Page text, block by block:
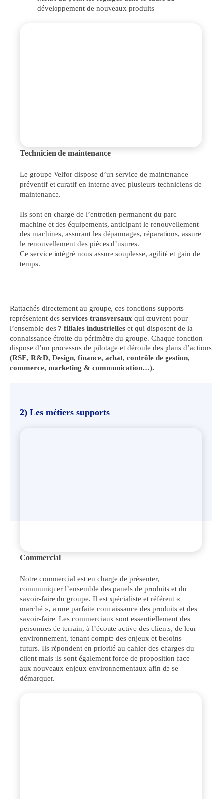
développement de nouveaux produits
Technicien de maintenance
Le groupe Velfor dispose d’un service de maintenance
préventif et curatif en interne avec plusieurs techniciens de
maintenance.
Ils sont en charge de l’entretien permanent du parc
machine et des équipements, anticipant le renouvellement
des machines, assurant les dépannages, réparations, assure
le renouvellement des pièces d’usures.
Ce service intégré nous assure souplesse, agilité et gain de
temps.
Rattachés directement au groupe, ces fonctions supports
représentent des services transversaux qui œuvrent pour
l’ensemble des 7 filiales industrielles et qui disposent de la
connaissance étroite du périmètre du groupe. Chaque fonction
dispose d’un processus de pilotage et déroule des plans d’actions
(RSE, R&D, Design, finance, achat, contrôle de gestion,
commerce, marketing & communication…).
2) Les métiers supports
Commercial
Notre commercial est en charge de présenter,
communiquer l’ensemble des panels de produits et du
savoir-faire du groupe. Il est spécialiste et référent «
marché », a une parfaite connaissance des produits et des
savoir-faire. Les commerciaux sont essentiellement des
personnes de terrain, à l’écoute active des clients, de leur
environnement, tenant compte des enjeux et besoins
futurs. Ils répondent en priorité au cahier des charges du
client mais ils sont également force de proposition face
aux nouveaux enjeux environnementaux afin de se
démarquer.